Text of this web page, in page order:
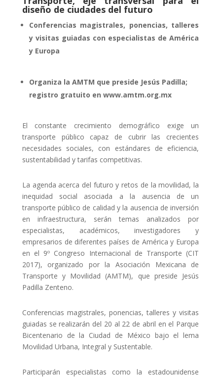
diseño de ciudades del futuro
Conferencias magistrales, ponencias, talleres
y visitas guiadas con especialistas de América
y Europa
Organiza la AMTM que preside Jesús Padilla;
registro gratuito en www.amtm.org.mx
El constante crecimiento demográfico exige un
transporte público capaz de cubrir las crecientes
necesidades sociales, con estándares de eficiencia,
sustentabilidad y tarifas competitivas.
La agenda acerca del futuro y retos de la movilidad, la
inequidad social asociada a la ausencia de un
transporte público de calidad y la ausencia de inversión
en infraestructura, serán temas analizados por
especialistas, académicos, investigadores y
empresarios de diferentes países de América y Europa
en el 9º Congreso Internacional de Transporte (CIT
2017), organizado por la Asociación Mexicana de
Transporte y Movilidad (AMTM), que preside Jesús
Padilla Zenteno.
Conferencias magistrales, ponencias, talleres y visitas
guiadas se realizarán del 20 al 22 de abril en el Parque
Bicentenario de la Ciudad de México bajo el lema
Movilidad Urbana, Integral y Sustentable.
Participarán especialistas como la estadounidense